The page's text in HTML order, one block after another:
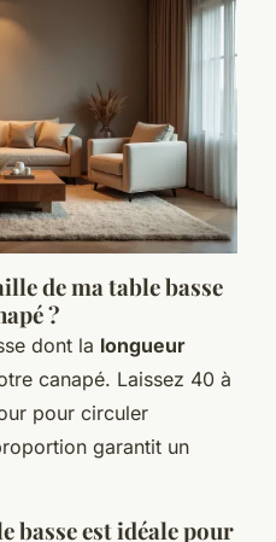
de ma table basse
?
dont la longueur
canapé. Laissez 40 à
pour circuler
garantit un
basse est idéale pour